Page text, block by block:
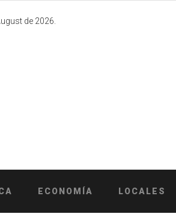
de 2026.
ECONOMÍA LOCALES